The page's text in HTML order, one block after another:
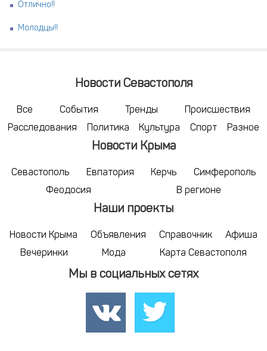
Отлично!!
Молодцы!!
Новости Севастополя
Все События Тренды
Происшествия
Расследования
Политика Культура Спорт Разное
Новости Крыма
Севастополь Евпатория Керчь
Симферополь
Феодосия
В регионе
Наши проекты
Новости Крыма Объявления Справочник
Афиша
Вечеринки
Мода Карта Севастополя
Мы в социальных сетях